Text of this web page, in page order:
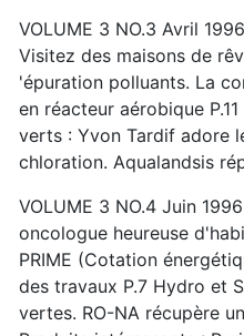
VOLUME 3 NO.3 Avril
Visitez des maisons de
'épuration polluants. La
en réacteur aérobique
verts : Yvon Tardif adore
chloration. Aqualandsis
VOLUME 3 NO.4 Juin
oncologue heureuse
PRIME (Cotation
des travaux P.7 Hydro et
vertes. RO-NA récupère